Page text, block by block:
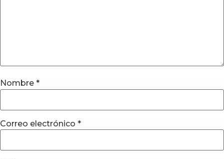
Nombre *
Correo electrónico *